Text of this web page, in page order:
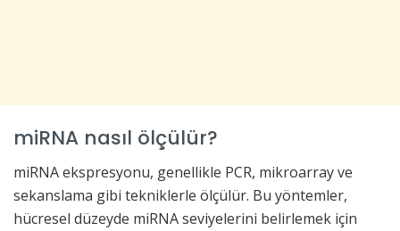
miRNA nasıl ölçülür?
miRNA ekspresyonu, genellikle PCR, mikroarray ve
sekanslama gibi tekniklerle ölçülür. Bu yöntemler,
hücresel düzeyde miRNA seviyelerini belirlemek için